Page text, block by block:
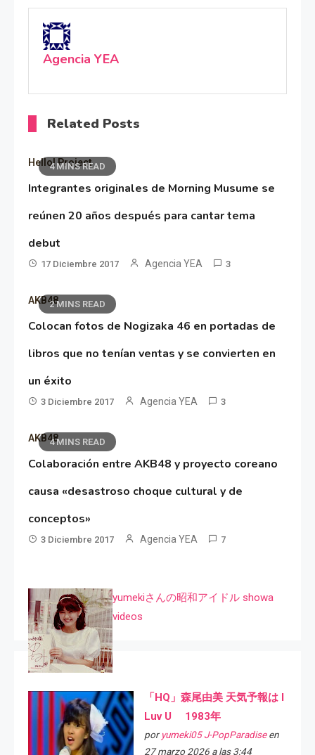
Agencia YEA
Related Posts
4 MINS READ
Hello! Project
Integrantes originales de Morning Musume se
reúnen 20 años después para cantar tema
debut
17 Diciembre 2017 Agencia YEA 3
2 MINS READ
AKB48
Colocan fotos de Nogizaka 46 en portadas de
libros que no tenían ventas y se convierten en
un éxito
3 Diciembre 2017 Agencia YEA 3
4 MINS READ
AKB48
Colaboración entre AKB48 y proyecto coreano
causa «desastroso choque cultural y de
conceptos»
3 Diciembre 2017 Agencia YEA 7
yumekiさんの昭和アイドル showa
videos
「HQ」森尾由美 天気予報は I
Luv U 1983年
por yumeki05 J-PopParadiseen
27 marzo 2026 a las 3:44